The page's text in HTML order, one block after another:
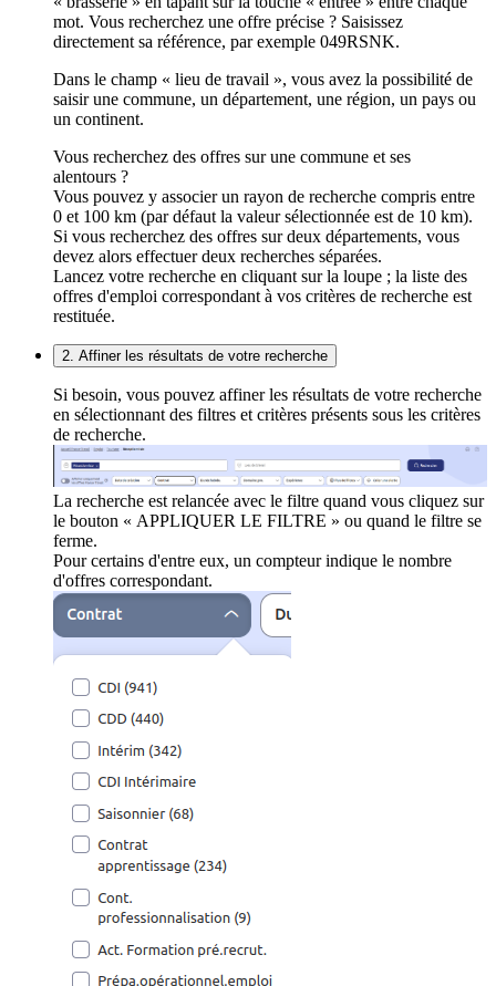
mot. Vous recherchez une offre précise ? Saisissez
directement sa référence, par exemple 049RSNK.
Dans le champ « lieu de travail », vous avez la possibilité de
saisir une commune, un département, une région, un pays ou
un continent.
Vous recherchez des offres sur une commune et ses
alentours ?
Vous pouvez y associer un rayon de recherche compris entre
0 et 100 km (par défaut la valeur sélectionnée est de 10 km).
Si vous recherchez des offres sur deux départements, vous
devez alors effectuer deux recherches séparées.
Lancez votre recherche en cliquant sur la loupe ; la liste des
offres d'emploi correspondant à vos critères de recherche est
restituée.
2. Affiner les résultats de votre recherche
Si besoin, vous pouvez affiner les résultats de votre recherche
en sélectionnant des filtres et critères présents sous les critères
de recherche.
La recherche est relancée avec le filtre quand vous cliquez sur
le bouton « APPLIQUER LE FILTRE » ou quand le filtre se
ferme.
Pour certains d'entre eux, un compteur indique le nombre
d'offres correspondant.